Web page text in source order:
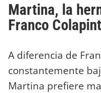
Martina, la
Franco
A diferencia de
constantemente
Martina prefiere